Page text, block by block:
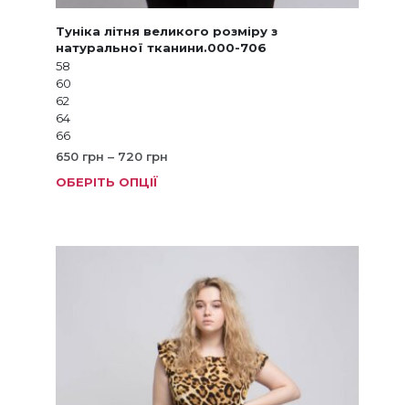
Туніка літня великого розміру з
натуральної тканини.000-706
58
60
62
64
66
650 грн – 720 грнДіапазон
ОБЕРІТЬ ОПЦІЇ